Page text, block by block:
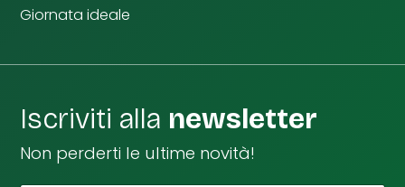
Giornata ideale
Iscriviti alla newsletter
Non perderti le ultime novità!